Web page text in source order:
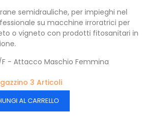
semidrauliche, per impieghi nel
su macchine irroratrici per
o vigneto con prodotti fitosanitari in
F - Attacco Maschio Femmina
3 Articoli
AL CARRELLO